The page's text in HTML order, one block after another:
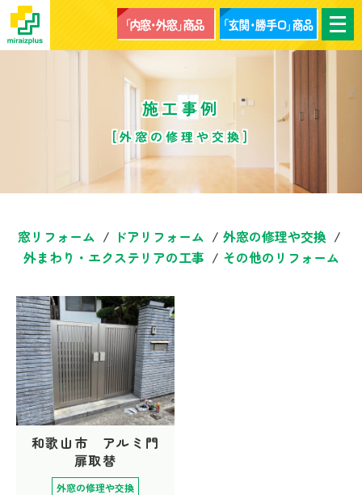
メ
ニ
ュ
ー
施工事例
[外窓の修理や交換]
窓リフォーム ドアリフォーム
外窓の修理や交換
外まわり・エクステリアの工事
その他のリフォーム
和歌山市 アルミ門
扉取替
外窓の修理や交換